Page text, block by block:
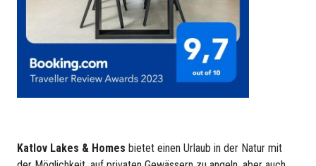
Katlov Lakes & Homes bietet einen Urlaub in der Natur mit